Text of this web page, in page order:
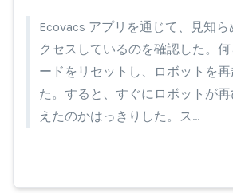
Ecovacs アプリを通じて、見知
クセスしているのを確認した。
ードをリセットし、ロボットを
た。すると、すぐにロボットが
えたのかはっきりした。ス…